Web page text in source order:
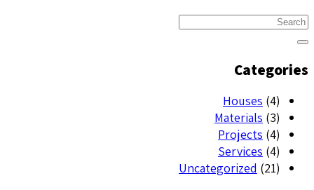
Categories
Houses (4)
Materials (3)
Projects (4)
Services (4)
Uncategorized (21)